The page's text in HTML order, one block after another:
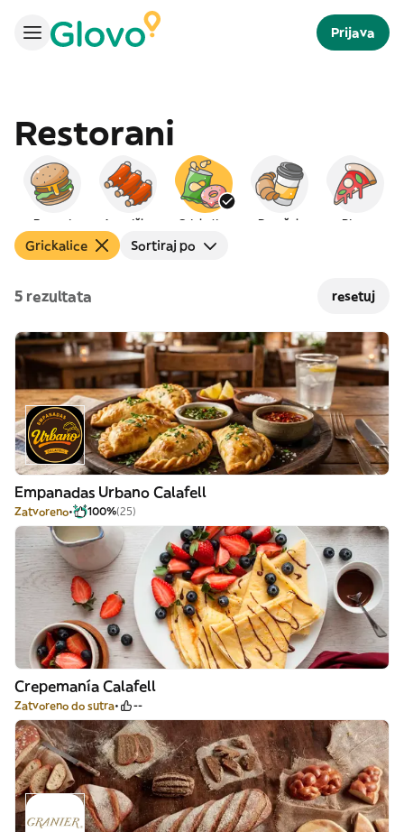
Prijava
Restorani
Burgeri Američka Grickalice Doručak Pizza
Grickalice Sortiraj po
5 rezultata resetuj
Empanadas Urbano Calafell
Zatvoreno 100%(25)
Crepemanía Calafell
Zatvoreno do sutra --